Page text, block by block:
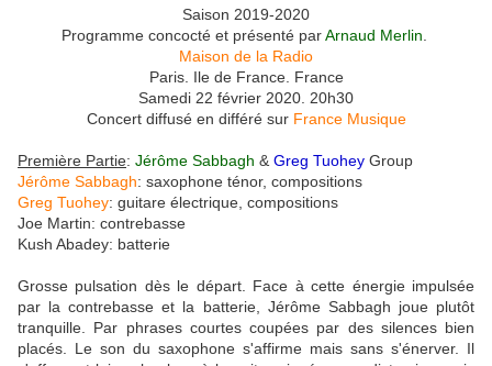
Saison 2019-2020
Programme concocté et présenté parArnaud Merlin
Maison de la Radio
Paris. Ile de France. France
Samedi 22 février 2020. 20h30
Concert diffusé en différé sur France Musique
Première Partie: Jérôme Sabbagh & Greg Tuohey Group
Jérôme Sabbagh: saxophone ténor, compositions
Greg Tuohey: guitare électrique, compositions
Joe Martin: contrebasse
Kush Abadey: batterie
Grosse pulsation dès le départ. Face à cette énergie impulsée
par la contrebasse et la batterie, Jérôme Sabbagh joue plutôt
tranquille. Par phrases courtes coupées par des silences bien
placés. Le son du saxophone s'affirme mais sans s'énerver. Il